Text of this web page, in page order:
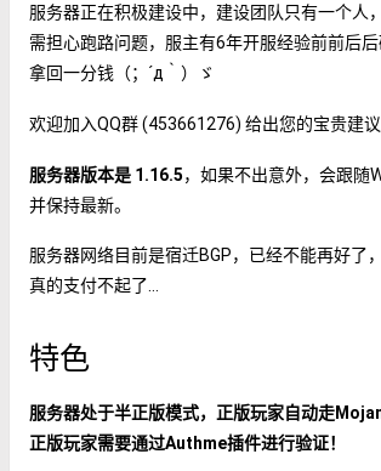
服务器正在积极建设中，建设团队只有一个人
需担心跑路问题，服主有6年开服经验前前后
拿回一分钱（；´д｀）ゞ
欢迎加入QQ群 (453661276) 给出您的宝贵建议
服务器版本是 1.16.5，如果不出意外，会跟随
并保持最新。
服务器网络目前是宿迁BGP，已经不能再好了
真的支付不起了…
特色
服务器处于半正版模式，正版玩家自动走
正版玩家需要通过Authme插件进行验证！